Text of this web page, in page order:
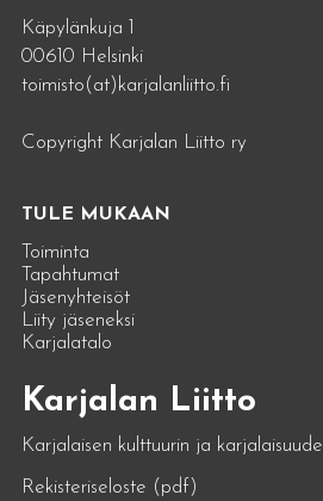
Käpylänkuja 1
00610 Helsinki
toimisto(at)karjalanliitto.fi
Copyright Karjalan Liitto ry
TULE MUKAAN
Toiminta
Tapahtumat
Jäsenyhteisöt
Liity jäseneksi
Karjalatalo
Karjalan Liitto
Karjalaisen kulttuurin ja
Rekisteriseloste (pdf)